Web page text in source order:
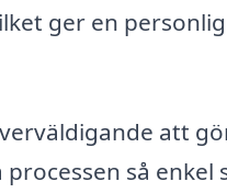
ger en
att
så